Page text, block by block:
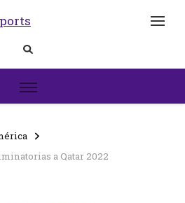
Backhand
a Qatar 2022